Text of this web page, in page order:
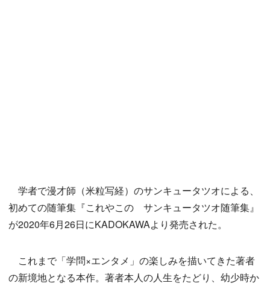
学者で漫才師（米粒写経）のサンキュータツオによる、
初めての随筆集『これやこの サンキュータツオ随筆集』
が2020年6月26日にKADOKAWAより発売された。
これまで「学問×エンタメ」の楽しみを描いてきた著者
の新境地となる本作。著者本人の人生をたどり、幼少時か